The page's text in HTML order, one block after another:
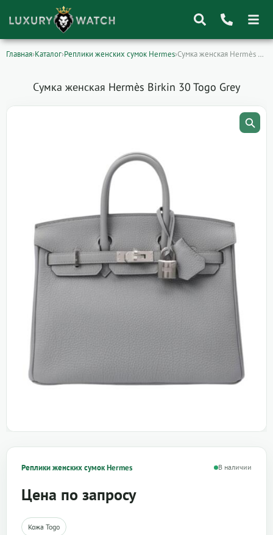
Главная›Каталог›Реплики женских сумок Hermes› Сумка женская Hermès Birkin 30 Togo Grey
Сумка женская Hermès Birkin 30 Togo Grey
Реплики женских сумок Hermes В наличии
Цена по запросу
Кожа Togo